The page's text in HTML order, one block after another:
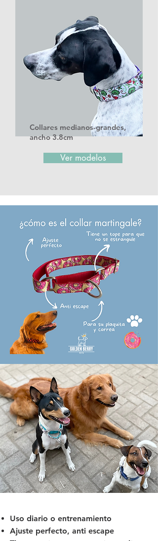
Collares medianos-grandes,
ancho 3.8cm
Ver modelos
Uso diario o entrenamiento
Ajuste perfecto, anti escape